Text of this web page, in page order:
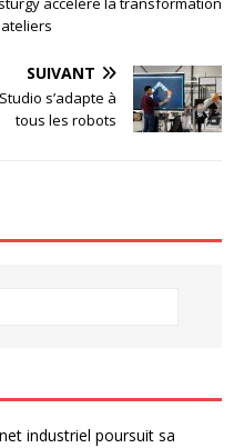
SUIVANT
s’adapte à
tous les robots
industriel poursuit sa